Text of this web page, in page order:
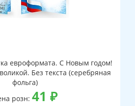
евроформата. С Новым годом!
Без текста (серебряная
фольга)
розн: 41 ₽